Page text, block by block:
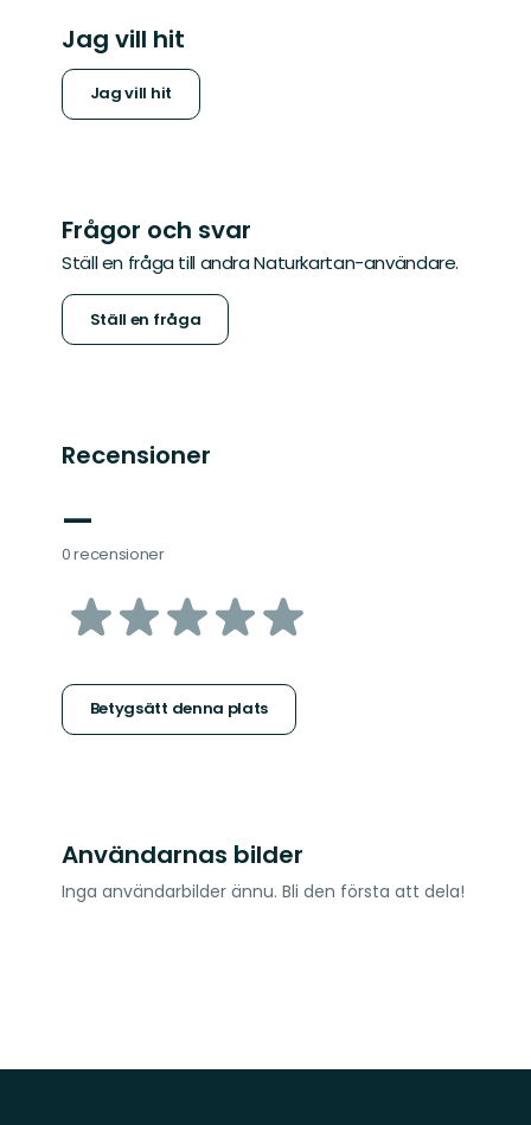
Jag vill hit
Jag vill hit
Frågor och svar
Ställ en fråga till andra Naturkartan-användare.
Ställ en fråga
Recensioner
—
0 recensioner
av
stjärnor
Betygsätt denna plats
Användarnas bilder
Inga användarbilder ännu. Bli den första att dela!